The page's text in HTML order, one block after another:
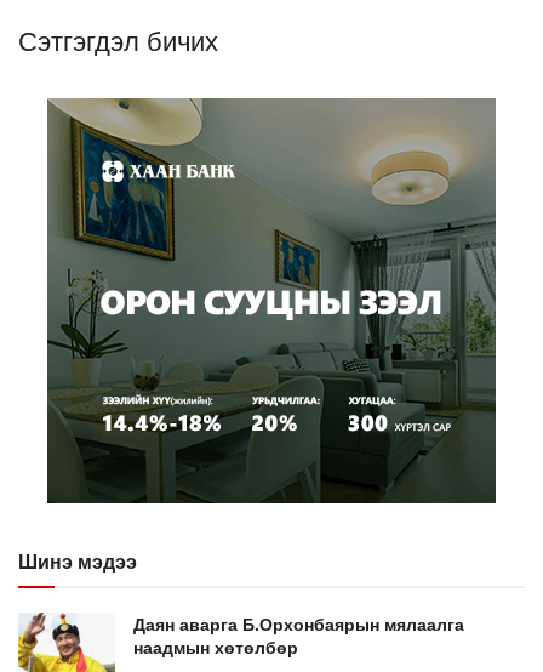
Сэтгэгдэл бичих
Шинэ мэдээ
Даян аварга Б.Орхонбаярын мялаалга
наадмын хөтөлбөр